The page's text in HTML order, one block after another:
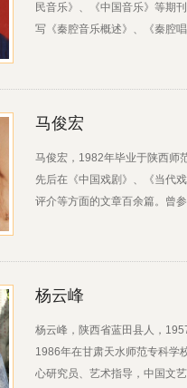
民音乐》、《中国音乐》等期
写《秦腔音乐概述》、《秦腔
马俊宏
马俊宏，1982年毕业于陕西师
先后在《中国戏剧》、《当代
评介等方面的文章百余篇。曾
杨云峰
杨云峰，陕西省蓝田县人，
1986年在甘肃天水师范专科学
心研究员、艺术指导，中国文